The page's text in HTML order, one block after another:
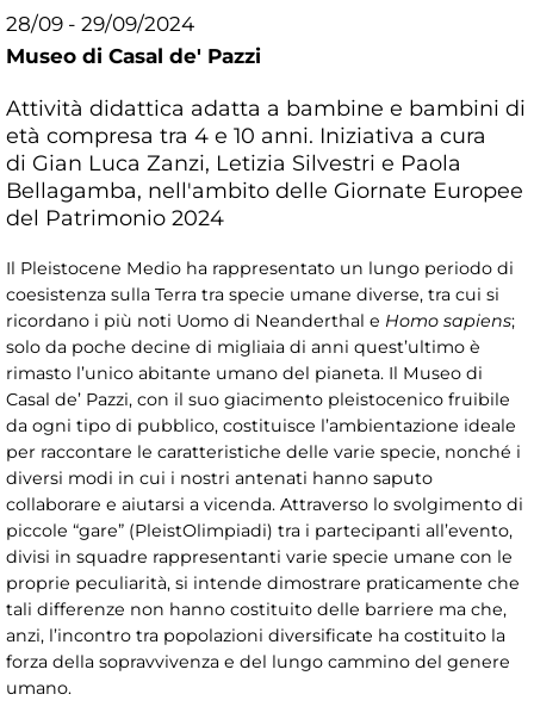
28/09 - 29/09/2024
Museo di Casal de' Pazzi
Attività didattica adatta a bambine e bambini di
età compresa tra 4 e 10 anni. Iniziativa a cura
di Gian Luca Zanzi, Letizia Silvestri e Paola
Bellagamba, nell'ambito delle Giornate Europee
del Patrimonio 2024
Il Pleistocene Medio ha rappresentato un lungo periodo di
coesistenza sulla Terra tra specie umane diverse, tra cui si
ricordano i più noti Uomo di Neanderthal e Homo sapiens;
solo da poche decine di migliaia di anni quest’ultimo è
rimasto l’unico abitante umano del pianeta. Il Museo di
Casal de’ Pazzi, con il suo giacimento pleistocenico fruibile
da ogni tipo di pubblico, costituisce l’ambientazione ideale
per raccontare le caratteristiche delle varie specie, nonché i
diversi modi in cui i nostri antenati hanno saputo
collaborare e aiutarsi a vicenda. Attraverso lo svolgimento di
piccole “gare” (PleistOlimpiadi) tra i partecipanti all’evento,
divisi in squadre rappresentanti varie specie umane con le
proprie peculiarità, si intende dimostrare praticamente che
tali differenze non hanno costituito delle barriere ma che,
anzi, l’incontro tra popolazioni diversificate ha costituito la
forza della sopravvivenza e del lungo cammino del genere
umano.